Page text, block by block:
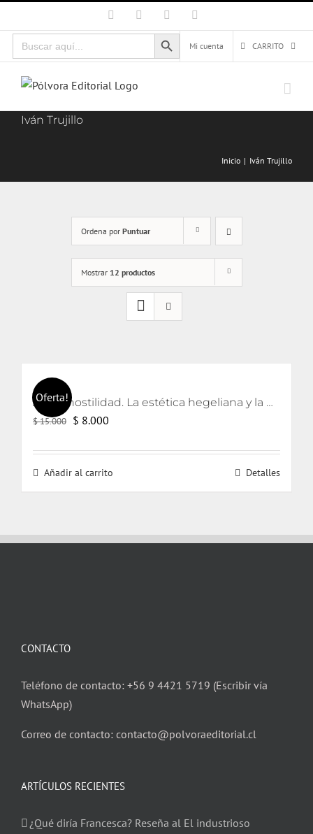
al
contenido
Facebook Instagram
Buscar:
Botón de búsqueda
Mi cuenta
CARRITO
Iván Trujillo
Inicio Iván Trujillo
Ordena por Puntuar
Mostrar 12 productos
Oferta! Arte y hostilidad. La estética hegeliana y la precipitación de la violencia
$15.000 El
original
era:
$ 8.000
actual
es:
Añadir al carrito Detalles
CONTACTO
Teléfono de contacto: +56 9 4421 5719 (Escribir vía
WhatsApp)
Correo de contacto: contacto@polvoraeditorial.cl
ARTÍCULOS RECIENTES
¿Qué diría Francesca? Reseña al El industrioso